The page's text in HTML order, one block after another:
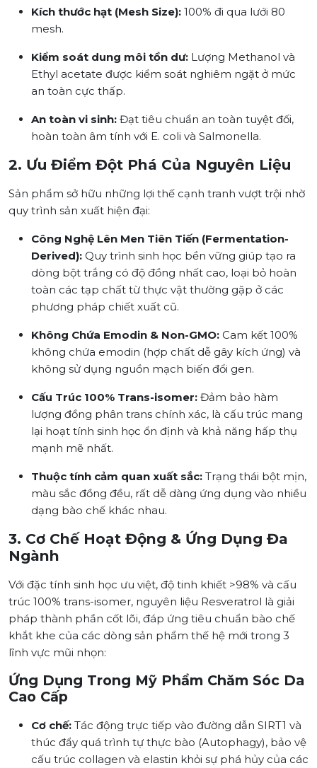
Kích thước hạt (Mesh Size): 100% đi qua lưới 80
mesh.
Kiểm soát dung môi tồn dư: Lượng Methanol và
Ethyl acetate được kiểm soát nghiêm ngặt ở mức
an toàn cực thấp.
An toàn vi sinh: Đạt tiêu chuẩn an toàn tuyệt đối,
hoàn toàn âm tính với E. coli và Salmonella.
2. Ưu Điểm Đột Phá Của Nguyên Liệu
Sản phẩm sở hữu những lợi thế cạnh tranh vượt trội nhờ
quy trình sản xuất hiện đại:
Công Nghệ Lên Men Tiên Tiến (Fermentation-
Derived): Quy trình sinh học bền vững giúp tạo ra
dòng bột trắng có độ đồng nhất cao, loại bỏ hoàn
toàn các tạp chất từ thực vật thường gặp ở các
phương pháp chiết xuất cũ.
Không Chứa Emodin & Non-GMO: Cam kết 100%
không chứa emodin (hợp chất dễ gây kích ứng) và
không sử dụng nguồn mạch biến đổi gen.
Cấu Trúc 100% Trans-isomer: Đảm bảo hàm
lượng đồng phân trans chính xác, là cấu trúc mang
lại hoạt tính sinh học ổn định và khả năng hấp thụ
mạnh mẽ nhất.
Thuộc tính cảm quan xuất sắc: Trạng thái bột mịn,
màu sắc đồng đều, rất dễ dàng ứng dụng vào nhiều
dạng bào chế khác nhau.
3. Cơ Chế Hoạt Động & Ứng Dụng Đa
Ngành
Với đặc tính sinh học ưu việt, độ tinh khiết >98% và cấu
trúc 100% trans-isomer, nguyên liệu Resveratrol là giải
pháp thành phần cốt lõi, đáp ứng tiêu chuẩn bào chế
khắt khe của các dòng sản phẩm thế hệ mới trong 3
lĩnh vực mũi nhọn:
Ứng Dụng Trong Mỹ Phẩm Chăm Sóc Da
Cao Cấp
Cơ chế: Tác động trực tiếp vào đường dẫn SIRT1 và
thúc đẩy quá trình tự thực bào (Autophagy), bảo vệ
cấu trúc collagen và elastin khỏi sự phá hủy của các